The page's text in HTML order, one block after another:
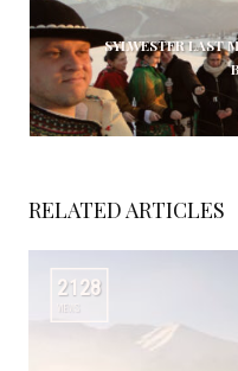
SYLWESTER LAST
RELATED ARTICLES
2128
VIEWS